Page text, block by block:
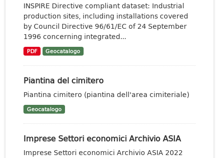
INSPIRE Directive compliant dataset: Industrial
production sites, including installations covered
by Council Directive 96/61/EC of 24 September
1996 concerning integrated...
PDF Geocatalogo
Piantina del cimitero
Piantina cimitero (piantina dell'area cimiteriale)
Geocatalogo
Imprese Settori economici Archivio ASIA
Imprese Settori economici Archivio ASIA 2022